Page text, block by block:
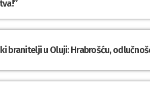
branitelji u Oluji: Hrabrošću,